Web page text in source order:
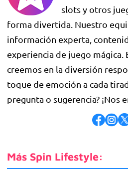
slots y otros
forma divertida. Nuestro
información experta,
experiencia de juego mágica.
creemos en la diversión
toque de emoción a cada
pregunta o sugerencia? ¡Nos
Más Spin Lifestyle: